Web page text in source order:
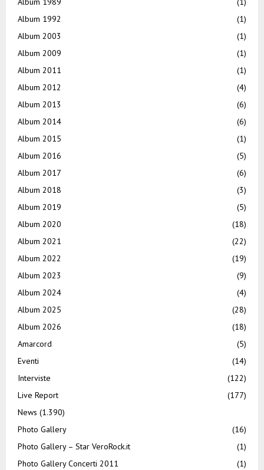
Album 1992
(1)
Album 2003
(1)
Album 2009
(1)
Album 2011
(1)
Album 2012
(4)
Album 2013
(6)
Album 2014
(6)
Album 2015
(1)
Album 2016
(5)
Album 2017
(6)
Album 2018
(3)
Album 2019
(5)
Album 2020
(18)
Album 2021
(22)
Album 2022
(19)
Album 2023
(9)
Album 2024
(4)
Album 2025
(28)
Album 2026
(18)
Amarcord
(5)
Eventi
(14)
Interviste
(122)
Live Report
(177)
News (1.390)
Photo Gallery
(16)
Photo Gallery – Star VeroRock.it
(1)
Photo Gallery Concerti 2011
(1)